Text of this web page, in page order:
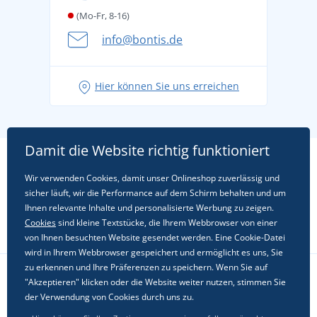
(Mo-Fr, 8-16)
info@bontis.de
Hier können Sie uns erreichen
Folgen Sie uns in sozialen Netzwerken
Damit die Website richtig funktioniert
Wir verwenden Cookies, damit unser Onlineshop zuverlässig und
sicher läuft, wir die Performance auf dem Schirm behalten und um
Ihnen relevante Inhalte und personalisierte Werbung zu zeigen.
Cookiessind kleine Textstücke, die Ihrem Webbrowser von einer
von Ihnen besuchten Website gesendet werden. Eine Cookie-Datei
wird in Ihrem Webbrowser gespeichert und ermöglicht es uns, Sie
zu erkennen und Ihre Präferenzen zu speichern. Wenn Sie auf
"Akzeptieren" klicken oder die Website weiter nutzen, stimmen Sie
der Verwendung von Cookies durch uns zu.